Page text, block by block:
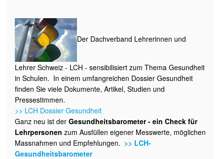
Der Dachverband Lehrerinnen und
Lehrer Schweiz - LCH - sensibilisiert zum Thema Gesundheit
in Schulen. In einem umfangreichen Dossier Gesundheit
finden Sie viele Dokumente, Artikel, Studien und
Pressestimmen.
>> LCH Dossier Gesundheit
Ganz neu ist der Gesundheitsbarometer - ein Check für
Lehrpersonen zum Ausfüllen eigener Messwerte, möglichen
Massnahmen und Empfehlungen. >> LCH-
Gesundheitsbarometer